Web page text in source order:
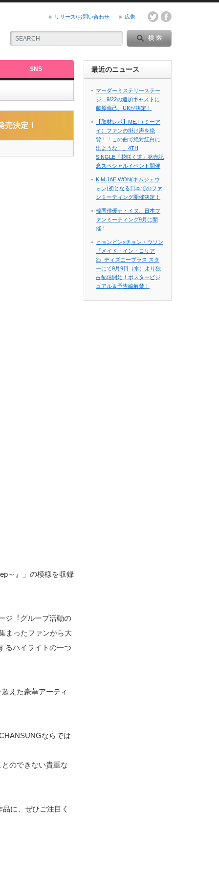
リリース/お問い合わせ 広告
SNS
決定！
～』」の模様を収録
ジ︕グループ活動の
まったファンから大
るハイライトの一つ
えた豪華アーティ
ならでは
のできない貴重な
に、ぜひご注目く
最近のニュース
マーダーミステリーステー
ジ 9/22の追加キャストに
藤原倫己、UKが決定！
【取材レポ】ME:I（ミーア
イ）ファンの掛け声を絶
賛！「この曲で絶対紅白に
出ような！」4TH
SINGLE『花咲く道』発売記
念スペシャルイベント開催
KIM JAE WON(キムジェウ
ォン)初となる日本でのファ
ンミーティング開催決定！
韓国俳優ナ・イヌ、日本フ
ァンミーティング9月に開
催！
ヒョンビン×チョン・ウソン
『メイド・イン・コリア
2』ディズニープラス スタ
ーにて9月9日（水）より独
占配信開始！ポスタービジ
ュアル＆予告編解禁！